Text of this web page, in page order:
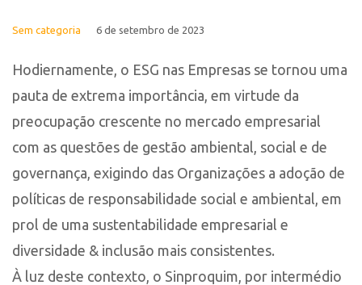
Sem categoria 6 de setembro de 2023
Hodiernamente, o ESG nas Empresas se tornou uma
pauta de extrema importância, em virtude da
preocupação crescente no mercado empresarial
com as questões de gestão ambiental, social e de
governança, exigindo das Organizações a adoção de
políticas de responsabilidade social e ambiental, em
prol de uma sustentabilidade empresarial e
diversidade & inclusão mais consistentes.
À luz deste contexto, o Sinproquim, por intermédio